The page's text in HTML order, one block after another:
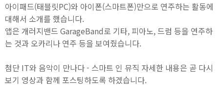
아이패드(태블릿PC)와 아이폰(스마트폰)만으로 연주하는 활동에
대해서 소개를 했습니다.
앱은 개러지밴드 GarageBand로 기타, 피아노, 드럼 등을 연주하
는 것과 오카리나 연주 등을 보여줬습니다.
첨단 IT와 음악이 만나다 - 스마트 인 뮤직 자세한 내용은 곧 다시
보기 영상과 함께 포스팅하도록 하겠습니다.